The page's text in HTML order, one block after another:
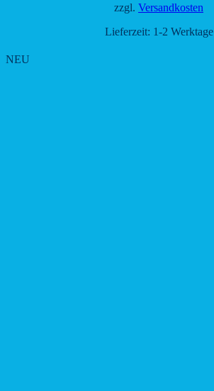
zzgl. Versandkosten
Lieferzeit: 1-2 Werktage
NEU